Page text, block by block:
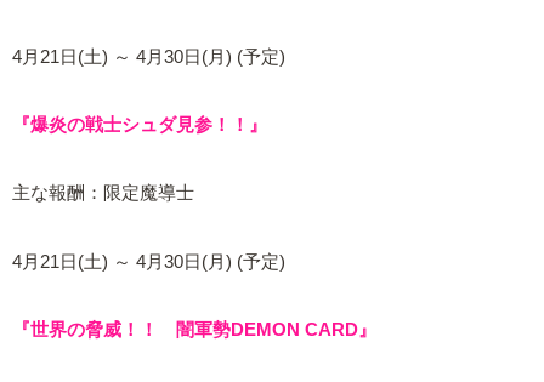
4月21日(土) ～ 4月30日(月) (予定)
『爆炎の戦士シュダ見参！！』
主な報酬：限定魔導士
4月21日(土) ～ 4月30日(月) (予定)
『世界の脅威！！ 闇軍勢DEMON CARD』